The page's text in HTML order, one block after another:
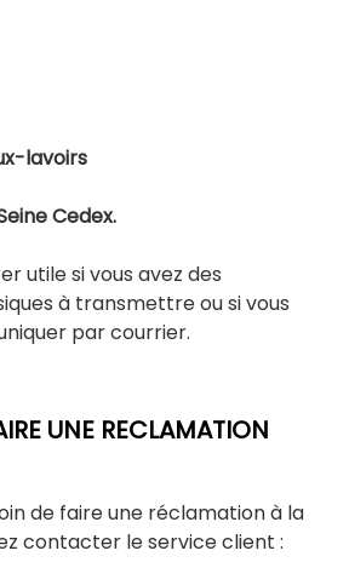
lavoirs
Cedex.
utile si vous avez des
à transmettre ou si vous
par courrier.
UNE RECLAMATION
de faire une réclamation à la
contacter le service client :